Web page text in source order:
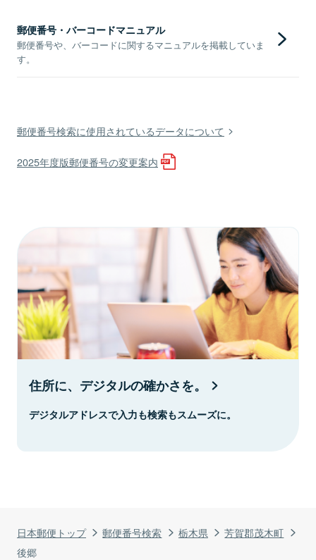
日本郵便トップ 郵便番号検索 栃木県
芳賀郡茂木町
後郷
郵便番号・バーコードマニュアル
郵便番号や、バーコードに関するマニュアルを掲載していま
す。
郵便番号検索に使用されているデータについて
2025年度版郵便番号の変更案内
住所に、デジタルの確かさを。
デジタルアドレスで入力も検索もスムーズに。